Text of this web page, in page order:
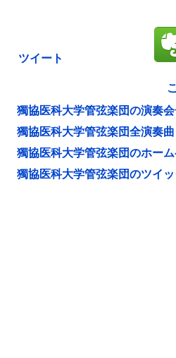
ツイート
獨協医科大学管弦楽団の演奏
獨協医科大学管弦楽団全演奏曲
獨協医科大学管弦楽団のホー
獨協医科大学管弦楽団のツイ